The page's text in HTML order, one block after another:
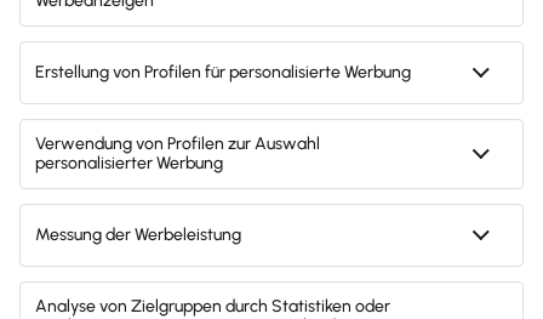
Unfallkosten steuerlich absetzen: So holen
Sie sich nach einem Unfall Geld zurück
Dienstfahrt ist nicht nur ärgerlich, sondern oft auch
teuer. Die gute Nachricht: Viele Kosten können Sie
steuerlich geltend machen – sogar zusätzlich zur
Unfall beruflich veranlasst war und Sie die Ausgaben
selbst getragen haben. Hier erfahren Sie verständlich,
welche Unfallkosten absetzbar sind, welche